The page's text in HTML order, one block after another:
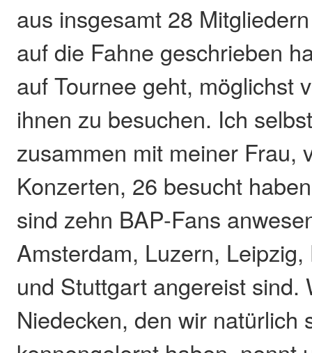
aus insgesamt 28
auf die Fahne geschrieben
auf Tournee geht, möglichst
ihnen zu besuchen. Ich
zusammen mit meiner Frau,
Konzerten, 26 besucht
sind zehn BAP-Fans
Amsterdam, Luzern,
und Stuttgart angereist sind.
Niedecken, den wir natürlich